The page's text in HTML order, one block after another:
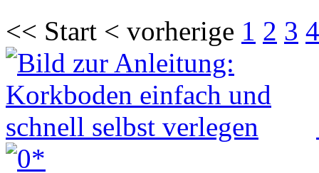
<< Start < vorherige 1 2 3 4